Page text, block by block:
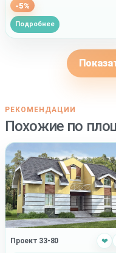
-5%
Подробнее
РЕКОМЕНДАЦИИ
Похожие по
Проект 33-80 ❤